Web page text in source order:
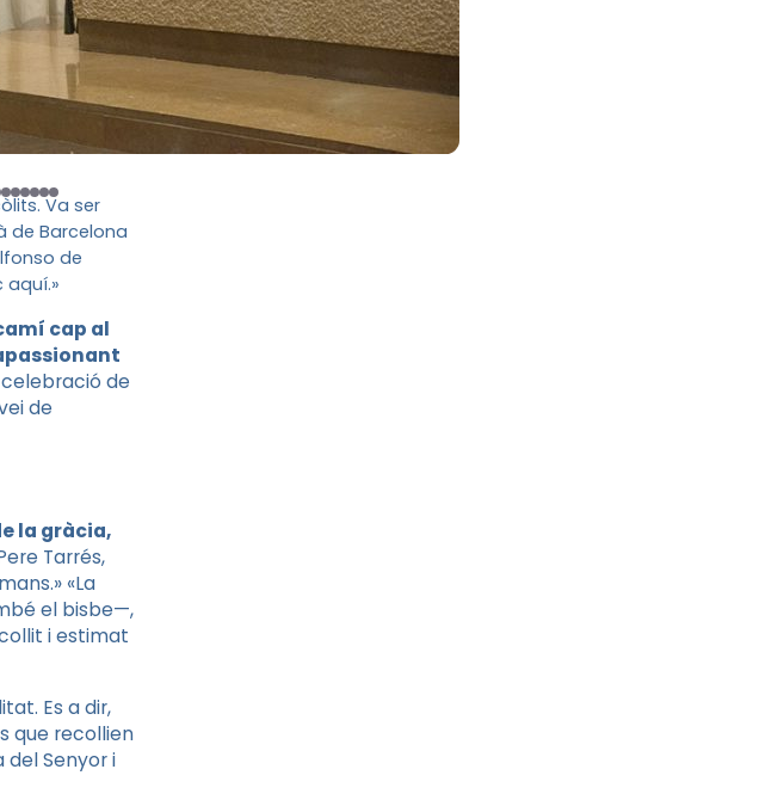
Va ser
de Barcelona
de
aquí.»
cap al
de
de
la gràcia,
Tarrés,
«La
el bisbe—,
i estimat
Es a dir,
que recollien
del Senyor i